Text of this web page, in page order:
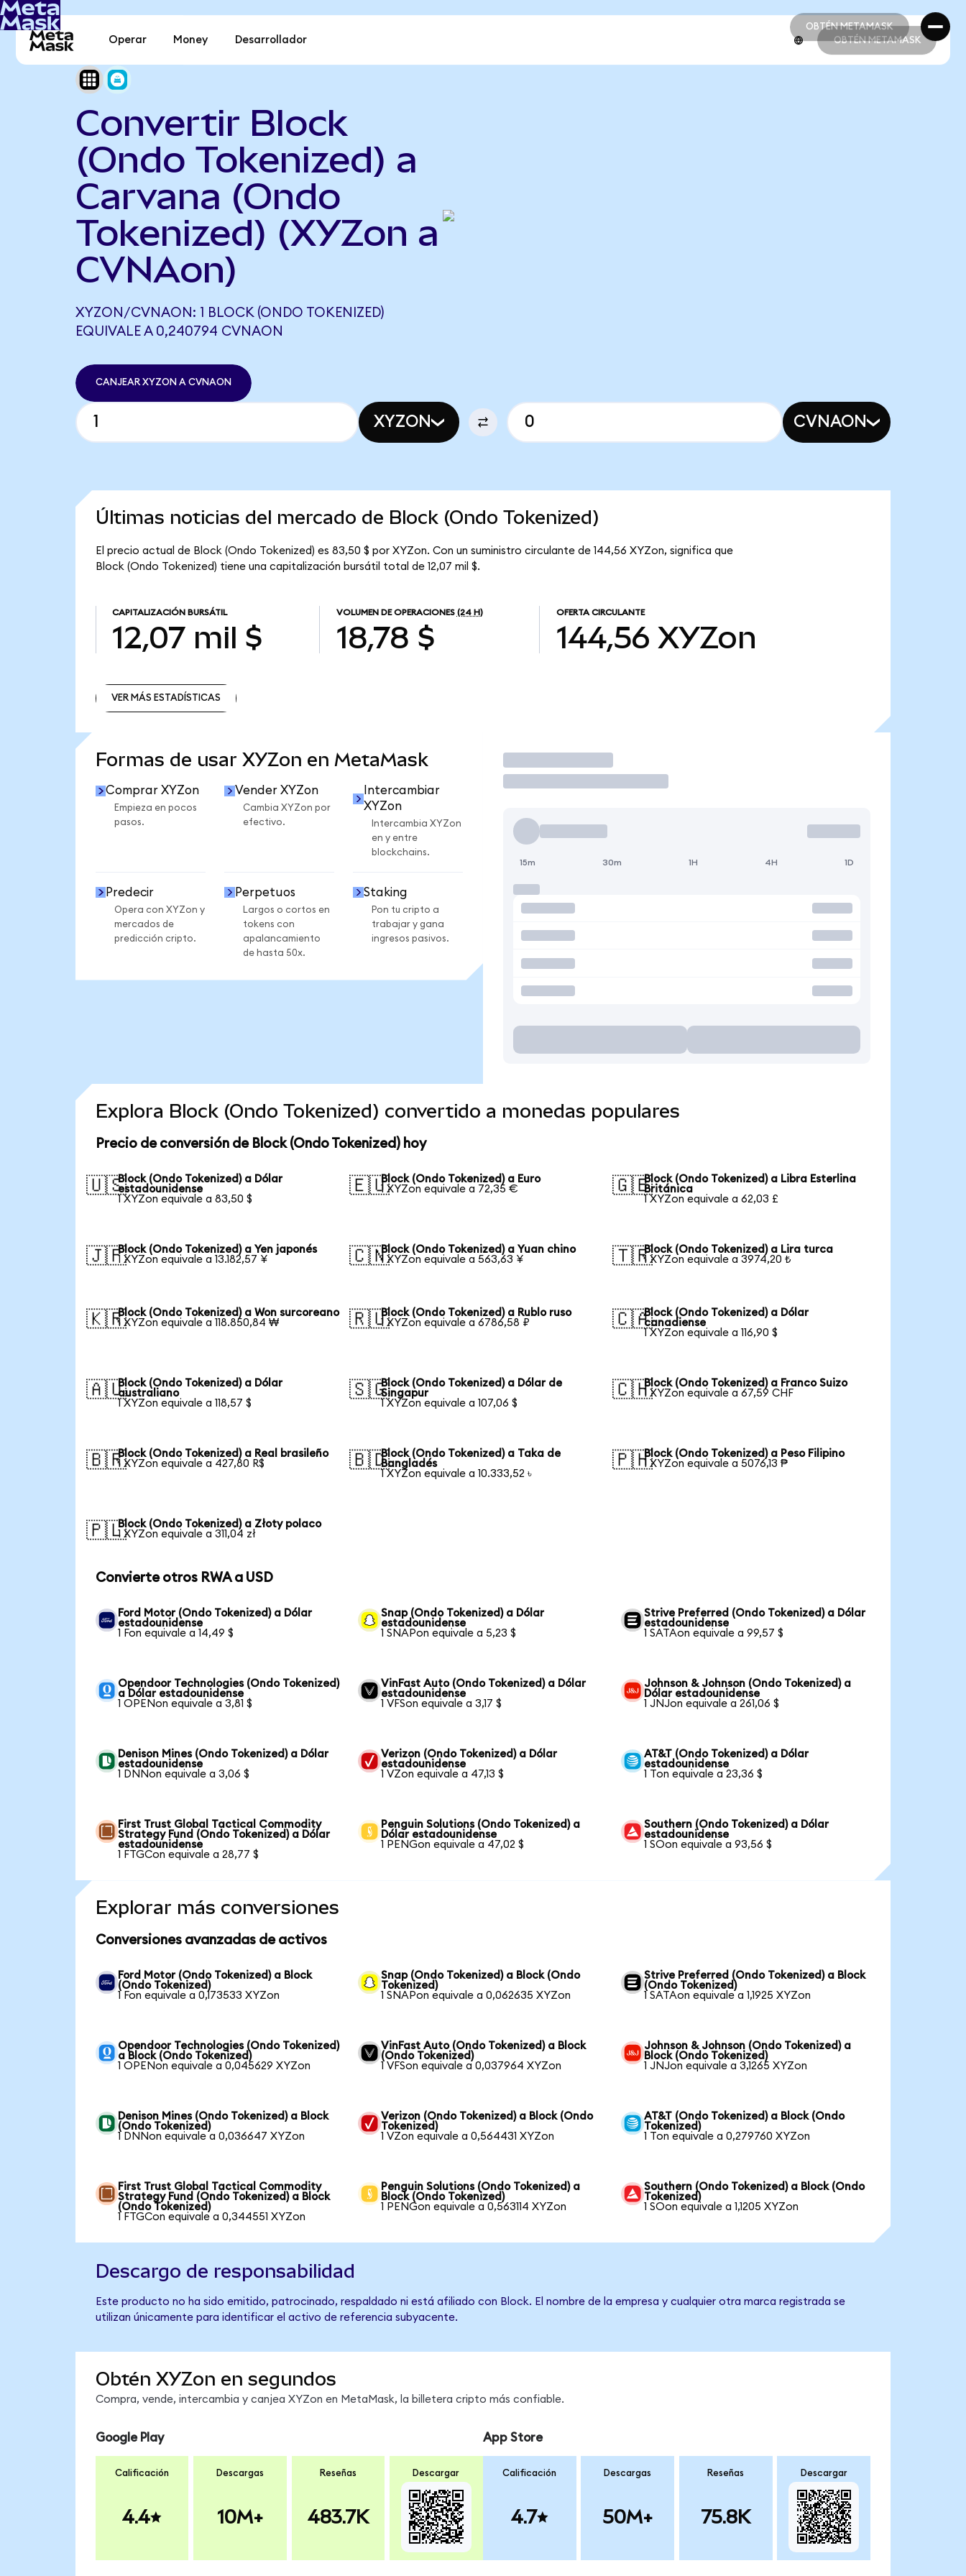
OBTÉN METAMASK
OBTÉN METAMASK
Operar Money Desarrollador OBTÉN METAMASK
Convertir Block
(Ondo Tokenized) a
Carvana (Ondo
Tokenized) (XYZon a
CVNAon)
XYZON/CVNAON: 1 BLOCK (ONDO TOKENIZED)
EQUIVALE A 0,240794 CVNAON
CANJEAR XYZON A CVNAON
XYZON CVNAON
Últimas noticias del mercado de Block (Ondo Tokenized)
El precio actual de Block (Ondo Tokenized) es 83,50 $ por XYZon. Con un suministro circulante de 144,56 XYZon, significa que
Block (Ondo Tokenized) tiene una capitalización bursátil total de 12,07 mil $.
CAPITALIZACIÓN BURSÁTIL
12,07 mil $
VOLUMEN DE OPERACIONES (24 H)
18,78 $
OFERTA CIRCULANTE
144,56 XYZon
VER MÁS ESTADÍSTICAS
Formas de usar XYZon en MetaMask
Comprar XYZon
Empieza en pocos
pasos.
Vender XYZon
Cambia XYZon por
efectivo.
Intercambiar
XYZon
Intercambia XYZon
en y entre
blockchains.
Predecir
Opera con XYZon y
mercados de
predicción cripto.
Perpetuos
Largos o cortos en
tokens con
apalancamiento
de hasta 50x.
Staking
Pon tu cripto a
trabajar y gana
ingresos pasivos.
Operar
15m 30m 1H 4H 1D
Explora Block (Ondo Tokenized) convertido a monedas populares
Precio de conversión de Block (Ondo Tokenized) hoy
🇺🇸Block (Ondo Tokenized) a Dólar
estadounidense
1 XYZon equivale a 83,50 $
🇪🇺Block (Ondo Tokenized) a Euro
1 XYZon equivale a 72,35 €
🇬🇧Block (Ondo Tokenized) a Libra Esterlina
Británica
1 XYZon equivale a 62,03 £
🇯🇵Block (Ondo Tokenized) a Yen japonés
1 XYZon equivale a 13.182,57 ¥
🇨🇳Block (Ondo Tokenized) a Yuan chino
1 XYZon equivale a 563,63 ¥
🇹🇷Block (Ondo Tokenized) a Lira turca
1 XYZon equivale a 3974,20 ₺
🇰🇷Block (Ondo Tokenized) a Won surcoreano
1 XYZon equivale a 118.850,84 ₩
🇷🇺Block (Ondo Tokenized) a Rublo ruso
1 XYZon equivale a 6786,58 ₽
🇨🇦Block (Ondo Tokenized) a Dólar
canadiense
1 XYZon equivale a 116,90 $
🇦🇺Block (Ondo Tokenized) a Dólar
australiano
1 XYZon equivale a 118,57 $
🇸🇬Block (Ondo Tokenized) a Dólar de
Singapur
1 XYZon equivale a 107,06 $
🇨🇭Block (Ondo Tokenized) a Franco Suizo
1 XYZon equivale a 67,59 CHF
🇧🇷Block (Ondo Tokenized) a Real brasileño
1 XYZon equivale a 427,80 R$
🇧🇩Block (Ondo Tokenized) a Taka de
Bangladés
1 XYZon equivale a 10.333,52 ৳
🇵🇭Block (Ondo Tokenized) a Peso Filipino
1 XYZon equivale a 5076,13 ₱
🇵🇱Block (Ondo Tokenized) a Złoty polaco
1 XYZon equivale a 311,04 zł
Convierte otros RWA a USD
Ford Motor (Ondo Tokenized) a Dólar
estadounidense
1 Fon equivale a 14,49 $
Snap (Ondo Tokenized) a Dólar
estadounidense
1 SNAPon equivale a 5,23 $
Strive Preferred (Ondo Tokenized) a Dólar
estadounidense
1 SATAon equivale a 99,57 $
Opendoor Technologies (Ondo Tokenized)
a Dólar estadounidense
1 OPENon equivale a 3,81 $
VinFast Auto (Ondo Tokenized) a Dólar
estadounidense
1 VFSon equivale a 3,17 $
Johnson & Johnson (Ondo Tokenized) a
Dólar estadounidense
1 JNJon equivale a 261,06 $
Denison Mines (Ondo Tokenized) a Dólar
estadounidense
1 DNNon equivale a 3,06 $
Verizon (Ondo Tokenized) a Dólar
estadounidense
1 VZon equivale a 47,13 $
AT&T (Ondo Tokenized) a Dólar
estadounidense
1 Ton equivale a 23,36 $
First Trust Global Tactical Commodity
Strategy Fund (Ondo Tokenized) a Dólar
estadounidense
1 FTGCon equivale a 28,77 $
Penguin Solutions (Ondo Tokenized) a
Dólar estadounidense
1 PENGon equivale a 47,02 $
Southern (Ondo Tokenized) a Dólar
estadounidense
1 SOon equivale a 93,56 $
Explorar más conversiones
Conversiones avanzadas de activos
Ford Motor (Ondo Tokenized) a Block
(Ondo Tokenized)
1 Fon equivale a 0,173533 XYZon
Snap (Ondo Tokenized) a Block (Ondo
Tokenized)
1 SNAPon equivale a 0,062635 XYZon
Strive Preferred (Ondo Tokenized) a Block
(Ondo Tokenized)
1 SATAon equivale a 1,1925 XYZon
Opendoor Technologies (Ondo Tokenized)
a Block (Ondo Tokenized)
1 OPENon equivale a 0,045629 XYZon
VinFast Auto (Ondo Tokenized) a Block
(Ondo Tokenized)
1 VFSon equivale a 0,037964 XYZon
Johnson & Johnson (Ondo Tokenized) a
Block (Ondo Tokenized)
1 JNJon equivale a 3,1265 XYZon
Denison Mines (Ondo Tokenized) a Block
(Ondo Tokenized)
1 DNNon equivale a 0,036647 XYZon
Verizon (Ondo Tokenized) a Block (Ondo
Tokenized)
1 VZon equivale a 0,564431 XYZon
AT&T (Ondo Tokenized) a Block (Ondo
Tokenized)
1 Ton equivale a 0,279760 XYZon
First Trust Global Tactical Commodity
Strategy Fund (Ondo Tokenized) a Block
(Ondo Tokenized)
1 FTGCon equivale a 0,344551 XYZon
Penguin Solutions (Ondo Tokenized) a
Block (Ondo Tokenized)
1 PENGon equivale a 0,563114 XYZon
Southern (Ondo Tokenized) a Block (Ondo
Tokenized)
1 SOon equivale a 1,1205 XYZon
Descargo de responsabilidad
Este producto no ha sido emitido, patrocinado, respaldado ni está afiliado con Block. El nombre de la empresa y cualquier otra marca registrada se
utilizan únicamente para identificar el activo de referencia subyacente.
Obtén XYZon en segundos
Compra, vende, intercambia y canjea XYZon en MetaMask, la billetera cripto más confiable.
Google Play
Calificación
4.4
Descargas
10M+
Reseñas
483.7K
Descargar
App Store
Calificación
4.7
Descargas
50M+
Reseñas
75.8K
Descargar